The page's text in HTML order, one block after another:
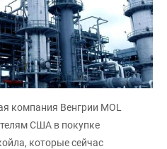
компания Венгрии MOL
США в покупке
которые сейчас